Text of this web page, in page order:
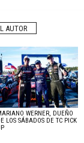
AUTOR
WERNER, DUEÑO
LOS SÁBADOS DE TC PICK